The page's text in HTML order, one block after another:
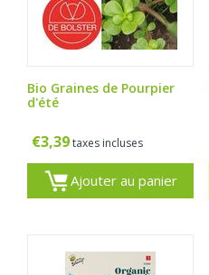
Bio Graines de Pourpier
d'été
€3,39taxes incluses
Ajouter au panier